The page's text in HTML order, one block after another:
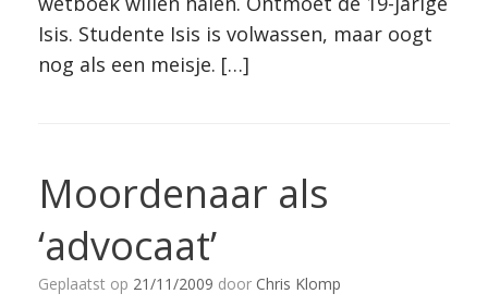
Isis. Studente Isis is volwassen, maar oogt
nog als een meisje. […]
Moordenaar als
‘advocaat’
Geplaatst op 21/11/2009 door Chris Klomp